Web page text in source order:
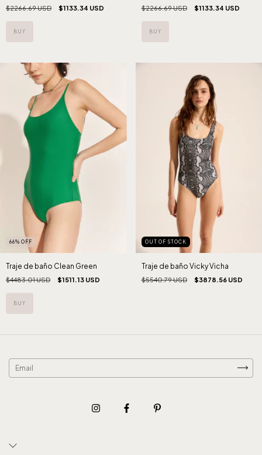
$2266.69 USD $1133.34 USD
BUY
$2266.69 USD $1133.34 USD
BUY
66% OFF
Traje de baño Clean Green
$4483.01 USD $1511.13 USD
BUY
OUT OF STOCK
Traje de baño Vicky Vicha
$5540.79 USD $3878.56 USD